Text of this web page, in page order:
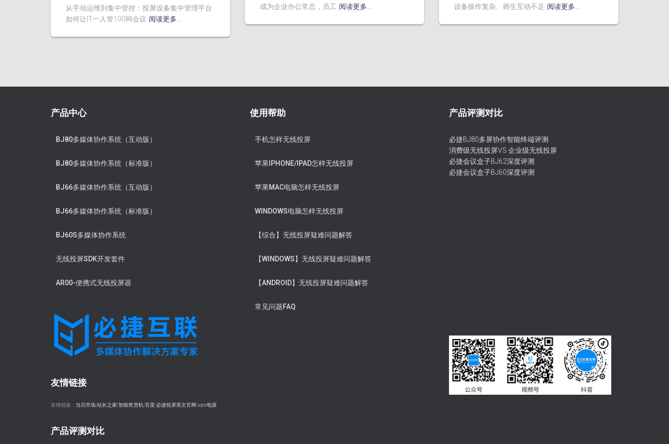
从手动运维到集中管控：投屏设备集中管理平台
如何让IT一人管100间会议 阅读更多…
成为企业办公常态，员工 阅读更多…
设备操作复杂、师生互动不足 阅读更多…
产品中心
BJ80多媒体协作系统（互动版）
BJ80多媒体协作系统（标准版）
BJ66多媒体协作系统（互动版）
BJ66多媒体协作系统（标准版）
BJ60S多媒体协作系统
无线投屏SDK开发套件
AR00-便携式无线投屏器
友情链接
友情链接： 当贝市场 站长之家 智能售货机 百度 必捷投屏英文官网 ups电源
产品评测对比
使用帮助
手机怎样无线投屏
苹果IPHONE/IPAD怎样无线投屏
苹果MAC电脑怎样无线投屏
WINDOWS电脑怎样无线投屏
【综合】无线投屏疑难问题解答
【WINDOWS】无线投屏疑难问题解答
【ANDROID】无线投屏疑难问题解答
常见问题FAQ
产品评测对比
必捷BJ80多屏协作智能终端评测
消费级无线投屏VS 企业级无线投屏
必捷会议盒子BJ62深度评测
必捷会议盒子BJ60深度评测